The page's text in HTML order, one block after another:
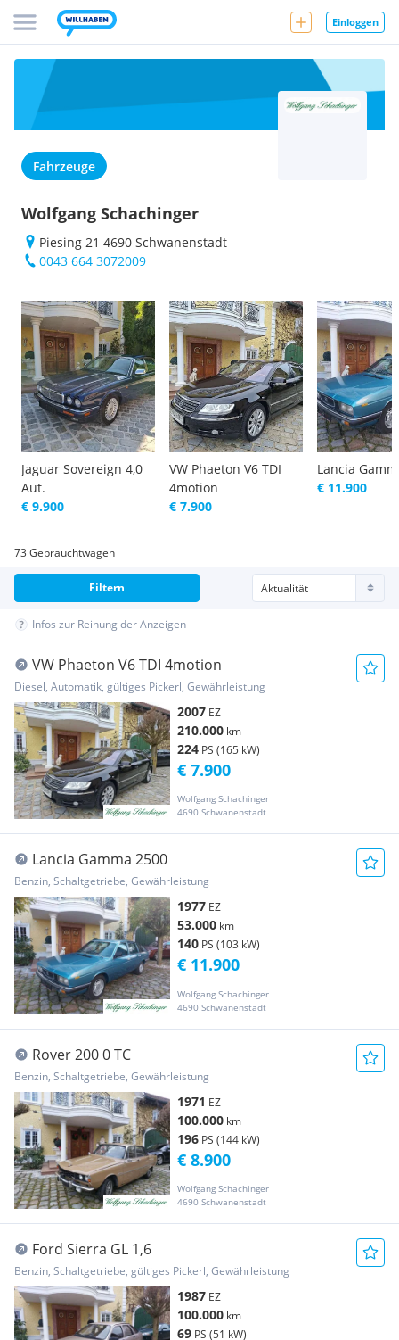
Einloggen
Fahrzeuge
Wolfgang Schachinger
Piesing 21 4690 Schwanenstadt
0043 664 3072009
Jaguar Sovereign 4,0
Aut.
€ 9.900
VW Phaeton V6 TDI
4motion
€ 7.900
Lancia
€ 11.900
73 Gebrauchtwagen
Filtern
Infos zur Reihung der Anzeigen
VW Phaeton V6 TDI 4motion
Diesel, Automatik, gültiges Pickerl, Gewährleistung
2007 EZ
210.000 km
224 PS (165 kW)
Wolfgang Schachinger
4690 Schwanenstadt
€ 7.900
Lancia Gamma 2500
Benzin, Schaltgetriebe, Gewährleistung
1977 EZ
53.000 km
140 PS (103 kW)
Wolfgang Schachinger
4690 Schwanenstadt
€ 11.900
Rover 200 0 TC
Benzin, Schaltgetriebe, Gewährleistung
1971 EZ
100.000 km
196 PS (144 kW)
Wolfgang Schachinger
4690 Schwanenstadt
€ 8.900
Ford Sierra GL 1,6
Benzin, Schaltgetriebe, gültiges Pickerl, Gewährleistung
1987 EZ
100.000 km
69 PS (51 kW)